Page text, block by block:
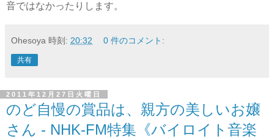
音ではなかったりします。
Ohesoya 時刻: 20:32 0 件のコメント:
共有
2011年12月27日火曜日
のど自慢の賞品は、親方の美しいお嬢
さん - NHK-FM特集《バイロイト音楽